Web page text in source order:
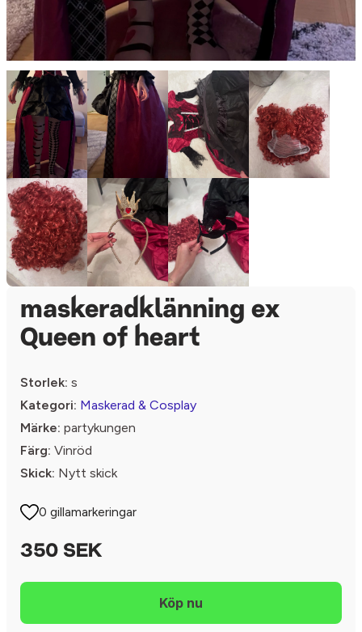
maskeradklänning ex
Queen of heart
Storlek: s
Kategori: Maskerad & Cosplay
Märke: partykungen
Färg: Vinröd
Skick: Nytt skick
0 gillamarkeringar
350 SEK